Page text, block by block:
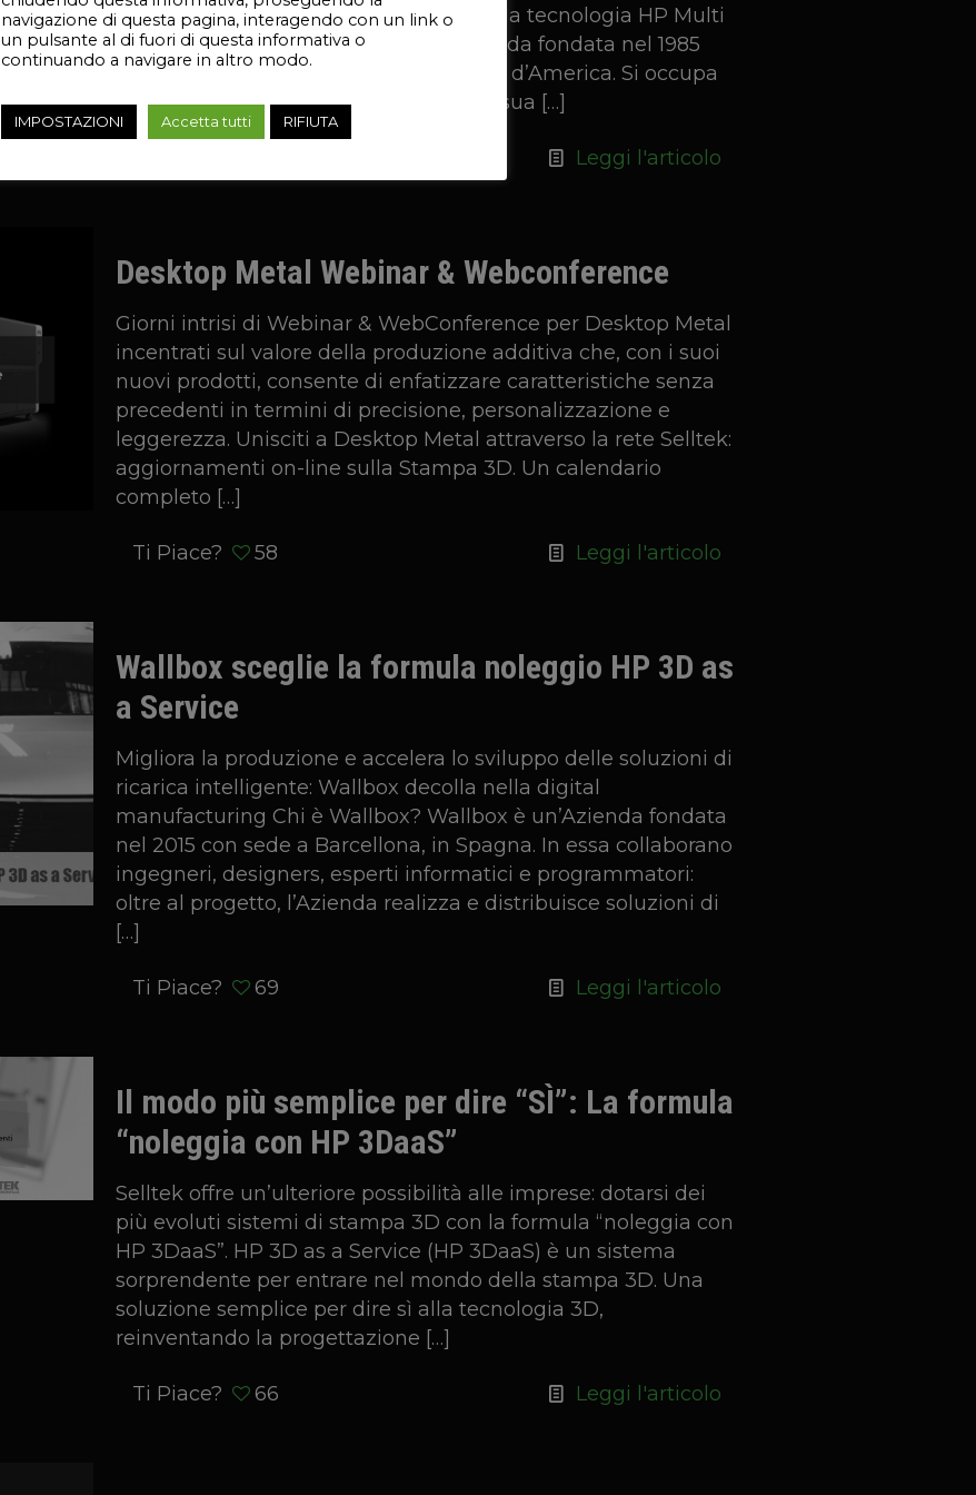
parti: Extol combina la stampa 3D con la tecnologia HP Multi
Jet Fusion Chi è Extol? Extol è un’Azienda fondata nel 1985
con sede nel Michigan, negli Stati Uniti d’America. Si occupa
di ingegneria e di alta innovazione. La sua […]
Leggi l'articolo
Desktop Metal Webinar & Webconference
Giorni intrisi di Webinar & WebConference per Desktop Metal
incentrati sul valore della produzione additiva che, con i suoi
nuovi prodotti, consente di enfatizzare caratteristiche senza
precedenti in termini di precisione, personalizzazione e
leggerezza. Unisciti a Desktop Metal attraverso la rete Selltek:
aggiornamenti on-line sulla Stampa 3D. Un calendario
completo […]
Ti Piace? 58 Leggi l'articolo
Wallbox sceglie la formula noleggio HP 3D as
a Service
Migliora la produzione e accelera lo sviluppo delle soluzioni di
ricarica intelligente: Wallbox decolla nella digital
manufacturing Chi è Wallbox? Wallbox è un’Azienda fondata
nel 2015 con sede a Barcellona, in Spagna. In essa collaborano
ingegneri, designers, esperti informatici e programmatori:
oltre al progetto, l’Azienda realizza e distribuisce soluzioni di
[…]
Ti Piace? 69 Leggi l'articolo
Il modo più semplice per dire “SÌ”: La formula
“noleggia con HP 3DaaS”
Selltek offre un’ulteriore possibilità alle imprese: dotarsi dei
più evoluti sistemi di stampa 3D con la formula “noleggia con
HP 3DaaS”. HP 3D as a Service (HP 3DaaS) è un sistema
sorprendente per entrare nel mondo della stampa 3D. Una
soluzione semplice per dire sì alla tecnologia 3D,
reinventando la progettazione […]
Ti Piace? 66 Leggi l'articolo
navigazione di questa pagina, interagendo con un link o
un pulsante al di fuori di questa informativa o
continuando a navigare in altro modo.
IMPOSTAZIONI Accetta tutti RIFIUTA